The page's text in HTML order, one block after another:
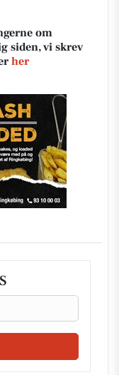
om
siden, vi skrev
her